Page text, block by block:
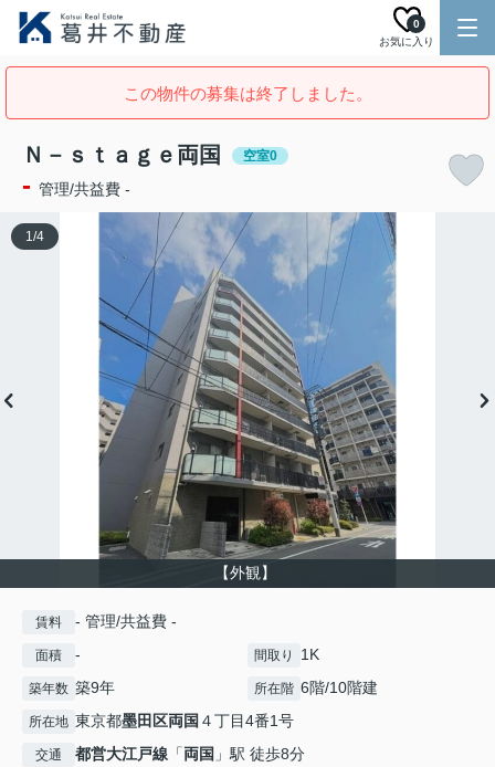
お気に入り
0
この物件の募集は終了しました。
Ｎ－ｓｔａｇｅ両国 空室0
- 管理/共益費 -
【外観】
1/4
賃料 - 管理/共益費 -
面積 - 間取り 1K
築年数 築9年 所在階 6階/10階建
所在地 東京都墨田区両国 ４丁目4番1号
交通 都営大江戸線 「両国 」駅 徒歩8分